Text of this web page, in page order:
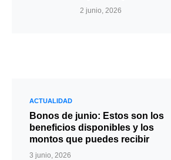
2 junio, 2026
ACTUALIDAD
Bonos de junio: Estos son los
beneficios disponibles y los
montos que puedes recibir
3 junio, 2026